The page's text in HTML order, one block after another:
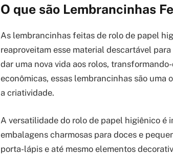
O que são Lembrancinhas
As lembrancinhas feitas de rolo de papel
reaproveitam esse material descartável
dar uma nova vida aos rolos,
econômicas, essas lembrancinhas são
a criatividade.
A versatilidade do rolo de papel higiênico é
embalagens charmosas para doces e
porta-lápis e até mesmo elementos